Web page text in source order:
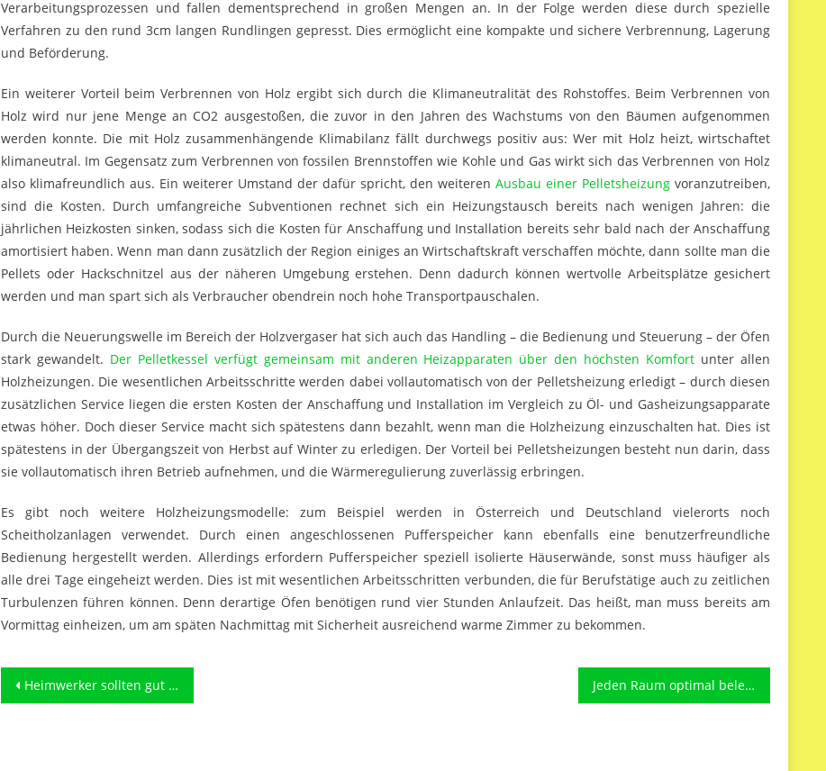
Verarbeitungsprozessen und fallen dementsprechend in großen Mengen an. In der Folge werden diese durch spezielle
Verfahren zu den rund 3cm langen Rundlingen gepresst. Dies ermöglicht eine kompakte und sichere Verbrennung, Lagerung
und Beförderung.
Ein weiterer Vorteil beim Verbrennen von Holz ergibt sich durch die Klimaneutralität des Rohstoffes. Beim Verbrennen von
Holz wird nur jene Menge an CO2 ausgestoßen, die zuvor in den Jahren des Wachstums von den Bäumen aufgenommen
werden konnte. Die mit Holz zusammenhängende Klimabilanz fällt durchwegs positiv aus: Wer mit Holz heizt, wirtschaftet
klimaneutral. Im Gegensatz zum Verbrennen von fossilen Brennstoffen wie Kohle und Gas wirkt sich das Verbrennen von Holz
also klimafreundlich aus. Ein weiterer Umstand der dafür spricht, den weiteren Ausbau einer Pelletsheizung voranzutreiben,
sind die Kosten. Durch umfangreiche Subventionen rechnet sich ein Heizungstausch bereits nach wenigen Jahren: die
jährlichen Heizkosten sinken, sodass sich die Kosten für Anschaffung und Installation bereits sehr bald nach der Anschaffung
amortisiert haben. Wenn man dann zusätzlich der Region einiges an Wirtschaftskraft verschaffen möchte, dann sollte man die
Pellets oder Hackschnitzel aus der näheren Umgebung erstehen. Denn dadurch können wertvolle Arbeitsplätze gesichert
werden und man spart sich als Verbraucher obendrein noch hohe Transportpauschalen.
Durch die Neuerungswelle im Bereich der Holzvergaser hat sich auch das Handling – die Bedienung und Steuerung – der Öfen
stark gewandelt. Der Pelletkessel verfügt gemeinsam mit anderen Heizapparaten über den höchsten Komfort unter allen
Holzheizungen. Die wesentlichen Arbeitsschritte werden dabei vollautomatisch von der Pelletsheizung erledigt – durch diesen
zusätzlichen Service liegen die ersten Kosten der Anschaffung und Installation im Vergleich zu Öl- und Gasheizungsapparate
etwas höher. Doch dieser Service macht sich spätestens dann bezahlt, wenn man die Holzheizung einzuschalten hat. Dies ist
spätestens in der Übergangszeit von Herbst auf Winter zu erledigen. Der Vorteil bei Pelletsheizungen besteht nun darin, dass
sie vollautomatisch ihren Betrieb aufnehmen, und die Wärmeregulierung zuverlässig erbringen.
Es gibt noch weitere Holzheizungsmodelle: zum Beispiel werden in Österreich und Deutschland vielerorts noch
Scheitholzanlagen verwendet. Durch einen angeschlossenen Pufferspeicher kann ebenfalls eine benutzerfreundliche
Bedienung hergestellt werden. Allerdings erfordern Pufferspeicher speziell isolierte Häuserwände, sonst muss häufiger als
alle drei Tage eingeheizt werden. Dies ist mit wesentlichen Arbeitsschritten verbunden, die für Berufstätige auch zu zeitlichen
Turbulenzen führen können. Denn derartige Öfen benötigen rund vier Stunden Anlaufzeit. Das heißt, man muss bereits am
Vormittag einheizen, um am späten Nachmittag mit Sicherheit ausreichend warme Zimmer zu bekommen.
Beitragsnavigation
Heimwerker sollten gut geschützt und ausgestattet ihre Arbeiten verrichten Jeden Raum optimal beleuchten